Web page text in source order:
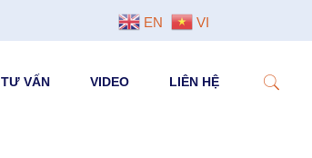
TƯ VẤN VIDEO LIÊN HỆ
EN VI